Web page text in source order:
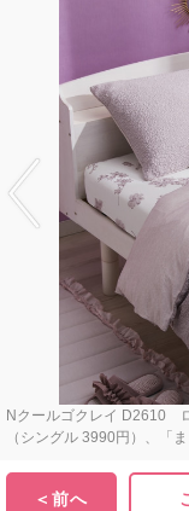
Nクールゴクレイ D2610
（シングル 3990円）、
＜前へ